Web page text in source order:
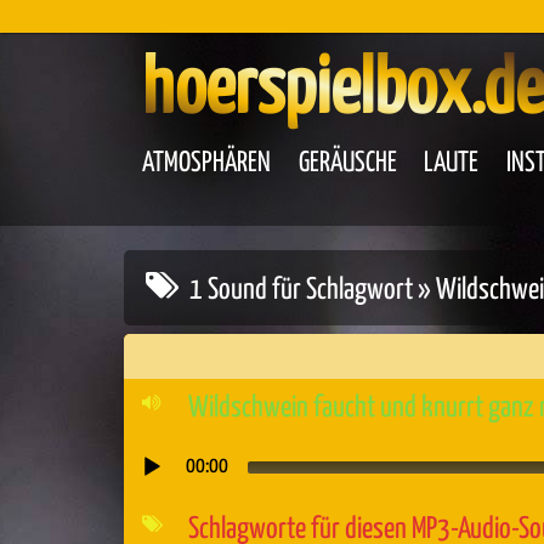
hoerspielbox.de
ATMOSPHÄREN GERÄUSCHE LAUTE
1 Sound für Schlagwort »
Wildschwein faucht und knurrt ganz
Audio-
Player
00:00
Schlagworte für diesen MP3-Audio-